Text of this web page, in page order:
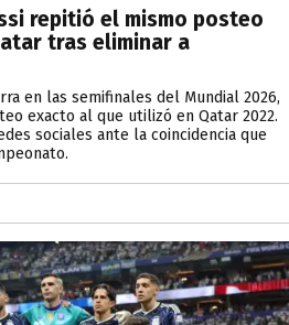
repitió el mismo posteo
tras eliminar a
en las semifinales del Mundial 2026,
exacto al que utilizó en Qatar 2022.
sociales ante la coincidencia que